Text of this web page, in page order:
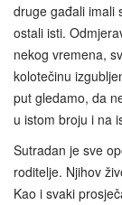
druge gađali imali
ostali isti.
nekog vremena,
kolotečinu
put gledamo, da
u istom broju i na
Sutradan je sve
roditelje. Njihov
Kao i svaki